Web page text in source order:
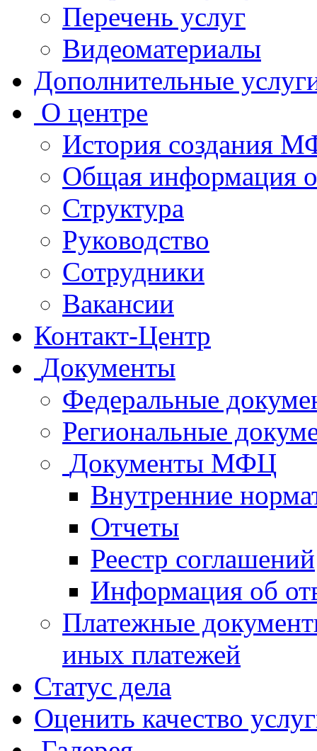
Перечень услуг
Видеоматериалы
Дополнительные
О центре
История создания
Общая
Структура
Руководство
Сотрудники
Вакансии
Контакт-Центр
Документы
Федеральные
Региональные
Документы МФЦ
Внутренние
Отчеты
Реестр соглашений
Информация об
Платежные
иных платежей
Статус дела
Оценить качество